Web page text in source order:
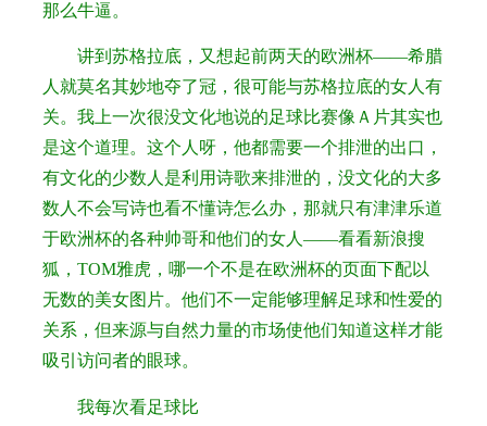
那么牛逼。
讲到苏格拉底，又想起前两天的欧洲杯——希腊
人就莫名其妙地夺了冠，很可能与苏格拉底的女人有
关。我上一次很没文化地说的足球比赛像Ａ片其实也
是这个道理。这个人呀，他都需要一个排泄的出口，
有文化的少数人是利用诗歌来排泄的，没文化的大多
数人不会写诗也看不懂诗怎么办，那就只有津津乐道
于欧洲杯的各种帅哥和他们的女人——看看新浪搜
狐，TOM雅虎，哪一个不是在欧洲杯的页面下配以
无数的美女图片。他们不一定能够理解足球和性爱的
关系，但来源与自然力量的市场使他们知道这样才能
吸引访问者的眼球。
我每次看足球比